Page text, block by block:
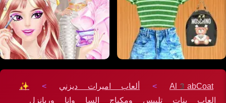
Al3abCoat
> ألعاب اميرات ديزني >
✨
العاب بنات تلبيس ومكياج السا وانا وربانزل